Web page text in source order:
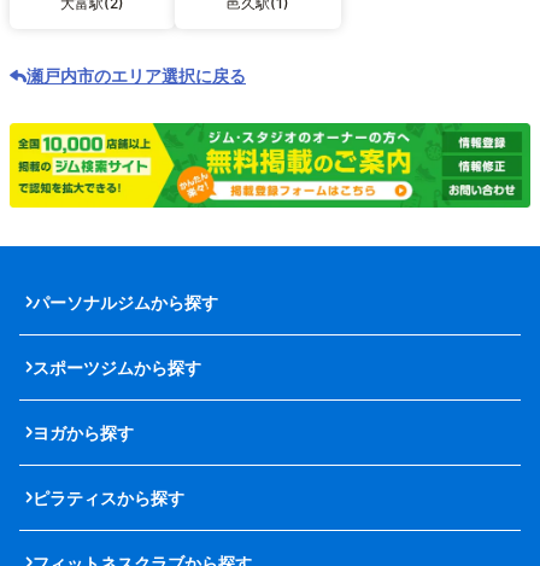
瀬戸内市のエリア選択に戻る
パーソナルジムから探す
スポーツジムから探す
ヨガから探す
ピラティスから探す